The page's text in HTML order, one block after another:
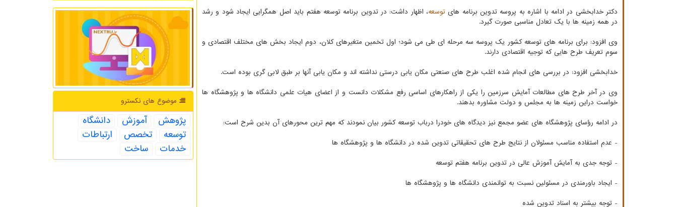
دکتر خدابخشی در ادامه با اشاره به پروسه تدوین برنامه های توسعه، اظهار داشت: در تدوین برنامه توسعه هفتم باید اصل همگرایی ایجاد شود و رشد
در همه زمینه ها با یک تعادل مناسبی صورت گیرد.
وی افزود: برای برنامه­ های توسعه کشور یک پروسه سه مرحله ­ای طی می­ شود؛ اول تخمین متغیرهای کلان، دوم ایجاد بخش های مختلف اقتصادی و
سوم تعریف طرح هایی که توجیه اقتصادی دارند.
خدابخشی افزود: در بررسی های انجام شده اغلب طرح های صنعتی مکان یابی درستی نداشته اند و مکان یابی آنها بر طبق لابی گری بوده است.
وی در آخر طرح های مطالعات آمایش سرزمین را یکی از راهکارهای اساسی رفع مشکلات دانست و از اعضای هیات علمی دانشگاه ها و پژوهشگاه ها
خواست دراین زمینه ها به مجلس و دولت مشاوره بدهند.
در ادامه رؤسای پژوهشگاه های عضو مجمع نیز دیدگاه های خودرا درباب توسعه کشور بیان نمودند که مهم ترین محورهای آن بدین شرح است:
- عدم استفاده مناسب مسئولان از نتایج طرح های تحقیقاتی تدوین شده در دانشگاه ها و پژوهشگاه ها
- توجه جدی به آمایش آموزش عالی در تدوین برنامه هفتم توسعه
- ایجاد باورمندی در مسئولین نسبت به توانمندی دانشگاه ها و پژوهشگاه ها
- توجه بیشتر به اسناد تدوین شده
موضوع های نكسترو
پژوهش آموزش
دانشگاه
توسعه
تخصص
ارتباطات
خدمات
ساخت